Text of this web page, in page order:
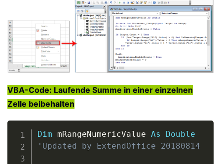
VBA-Code: Laufende Summe in einer einzelnen
Zelle beibehalten
Dim mRangeNumericValue As
Double
'Updated by ExtendOffice 20180814
Copy